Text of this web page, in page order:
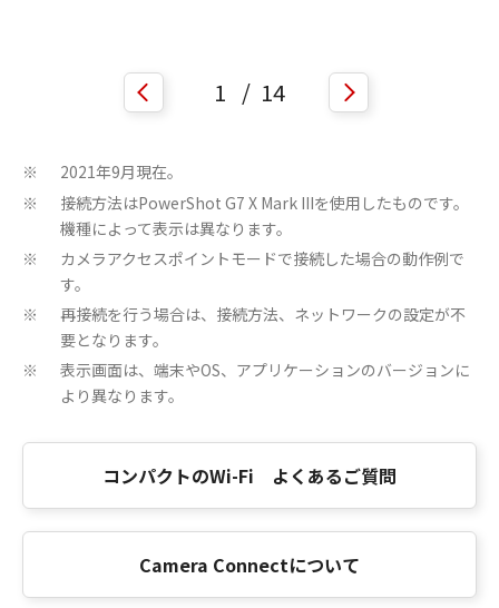
1 / 14
※ 2021年9月現在。
※
接続方法はPowerShot G7 X Mark IIIを使用したものです。
機種によって表示は異なります。
※
カメラアクセスポイントモードで接続した場合の動作例で
す。
※
再接続を行う場合は、接続方法、ネットワークの設定が不
要となります。
※
表示画面は、端末やOS、アプリケーションのバージョンに
より異なります。
コンパクトのWi-Fi よくあるご質問
Camera Connectについて